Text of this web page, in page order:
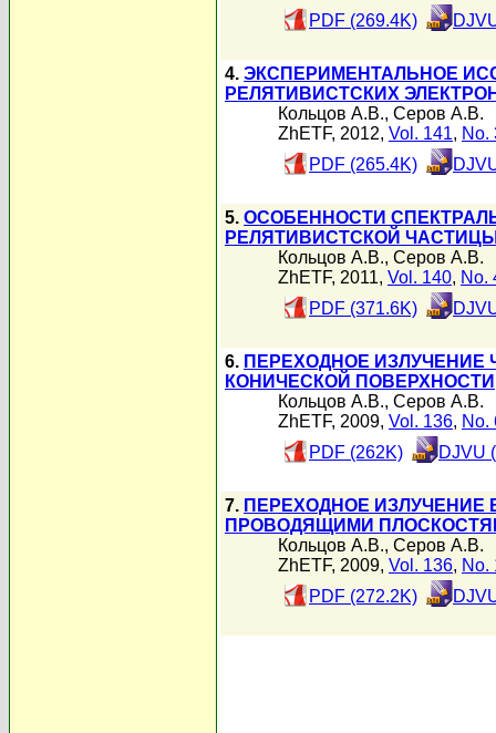
PDF (269.4K)
4. ЭКСПЕРИМЕНТАЛЬНОЕ
РЕЛЯТИВИСТСКИХ
Кольцов А.В., Серов А.В.
ZhETF, 2012, Vol. 141, No.
PDF (265.4K)
5. ОСОБЕННОСТИ
РЕЛЯТИВИСТСКОЙ
Кольцов А.В., Серов А.В.
ZhETF, 2011, Vol. 140, No.
PDF (371.6K)
6. ПЕРЕХОДНОЕ
КОНИЧЕСКОЙ ПОВЕРХНОСТИ
Кольцов А.В., Серов А.В.
ZhETF, 2009, Vol. 136, No.
PDF (262K)
DJVU
7. ПЕРЕХОДНОЕ ИЗЛУЧЕНИЕ
ПРОВОДЯЩИМИ
Кольцов А.В., Серов А.В.
ZhETF, 2009, Vol. 136, No.
PDF (272.2K)